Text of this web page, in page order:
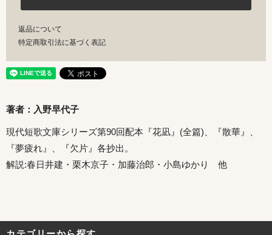
返品について
特定商取引法に基づく表記
著者：入野早代子
現代短歌文庫シリーズ第90回配本『花凪』(全篇)、『散華』、
『夢疲れ』、『欠片』各抄出。
解説:春日井建・栗木京子・加藤治郎・小島ゆかり 他